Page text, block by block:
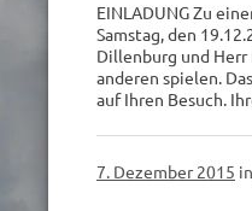
EINLADUNG Zu
Samstag, den
Dillenburg und Herr
anderen spielen.
auf Ihren Besuch.
7. Dezember 2015 in